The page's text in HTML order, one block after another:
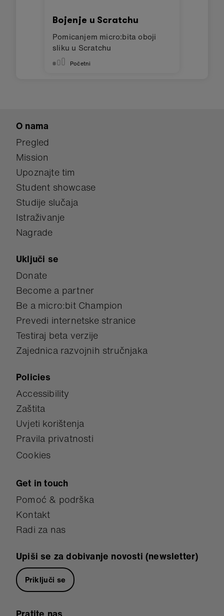
Bojenje u Scratchu
Pomicanjem micro:bita oboji
sliku u Scratchu
Početni
O nama
Pregled
Mission
Upoznajte tim
Student showcase
Studije slučaja
Istraživanje
Nagrade
Uključi se
Donate
Become a partner
Be a micro:bit Champion
Prevedi internetske stranice
Testiraj beta verzije
Zajednica razvojnih stručnjaka
Policies
Accessibility
Zaštita
Uvjeti korištenja
Pravila privatnosti
Cookies
Get in touch
Pomoć & podrška
Kontakt
Radi za nas
Upiši se za dobivanje novosti (newsletter)
Priključi se